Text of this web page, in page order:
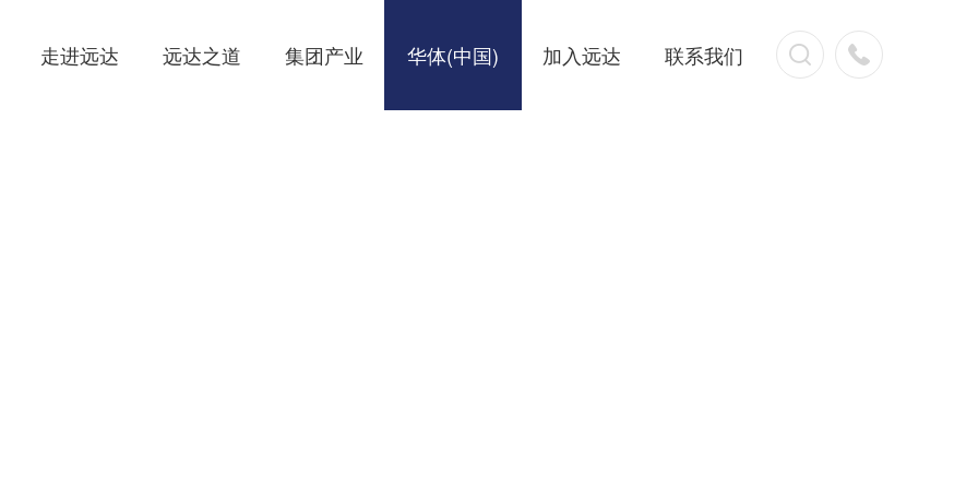
走进远达 远达之道 集团产业 华体(中国) 加入远达 联系我们